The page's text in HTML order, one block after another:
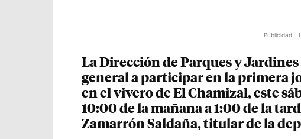
Publicidad -
La Dirección de Parques y
general a participar en la primera
en el vivero de El Chamizal, este
10:00 de la mañana a 1:00 de la
Zamarrón Saldaña, titular de la